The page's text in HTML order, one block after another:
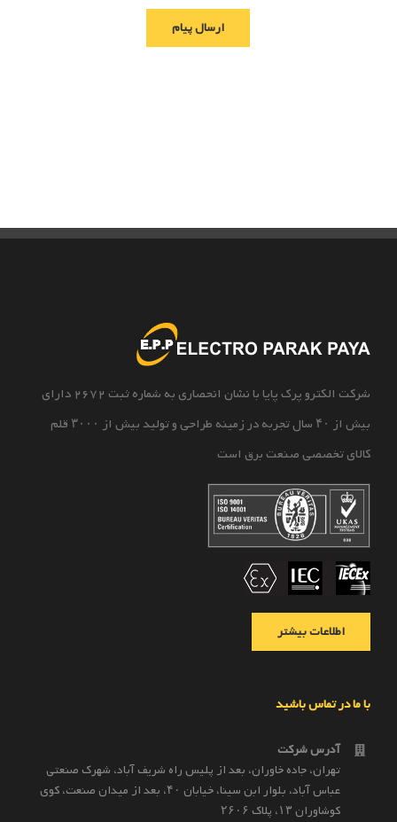
شرکت الکترو پرک پایا با نشان انحصاری به شماره ثبت 2672 دارای
بیش از ۴۰ سال تجربه در زمینه طراحی و تولید بیش از ۳۰۰۰ قلم
کالای تخصصی صنعت برق است
اطلاعات بیشتر
با ما در تماس باشید
آدرس شرکت
تهران، جاده خاوران، بعد از پليس راه شريف آباد، شهرک صنعتى
عباس آباد، بلوار ابن سينا، خيابان ۴۰، بعد از ميدان صنعت، كوی
كوشاوران ۱۳، پلاک ۲۶۰۶